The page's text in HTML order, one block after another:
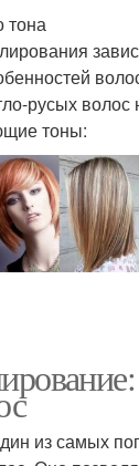
тона
русых
тоны:
из самых